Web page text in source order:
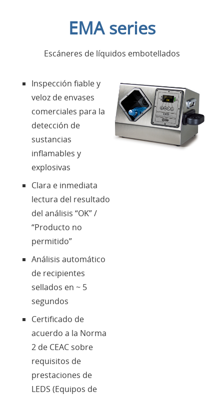
Aplicaciones
Presentación
Contactos
Login
Lengua
EMA series
Escáneres de líquidos embotellados
Inspección fiable y
veloz de envases
comerciales para la
detección de
sustancias
inflamables y
explosivas
Clara e inmediata
lectura del resultado
del análisis “OK” /
“Producto no
permitido”
Análisis automático
de recipientes
sellados en ~ 5
segundos
Certificado de
acuerdo a la Norma
2 de CEAC sobre
requisitos de
prestaciones de
LEDS (Equipos de